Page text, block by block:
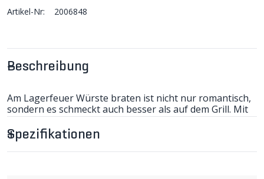
Beschreibung
Am Lagerfeuer Würste braten ist nicht nur romantisch,
sondern es schmeckt auch besser als auf dem Grill. Mit
dieser Gabel wird sogar die Steckensuche unnötig. Der
Teleskopbratspiess kann auch als Gabel verwendet
werden. Von 15cm - komplett versteckt im langen Griff -
lässt sich die Gabel auf eine Totallänge von 65cm
Spezifikationen
Artikel-Nr: 2006848